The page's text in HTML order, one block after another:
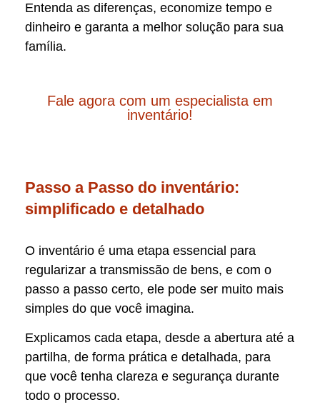
Entenda as diferenças, economize tempo e
dinheiro e garanta a melhor solução para sua
família.
Fale agora com um especialista em
inventário!
Passo a Passo do inventário:
simplificado e detalhado
O inventário é uma etapa essencial para
regularizar a transmissão de bens, e com o
passo a passo certo, ele pode ser muito mais
simples do que você imagina.
Explicamos cada etapa, desde a abertura até a
partilha, de forma prática e detalhada, para
que você tenha clareza e segurança durante
todo o processo.